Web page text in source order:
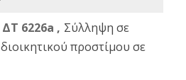
6226a , Σύλληψη σε
προστίμου σε